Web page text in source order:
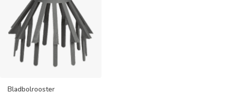
Bladbolrooster